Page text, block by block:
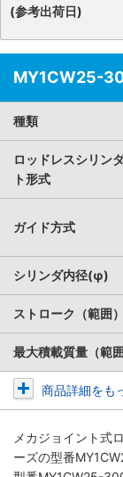
(参考出荷日)
MY1CW25-
種類
ロッドレスシリン
ト形式
ガイド方式
シリンダ内径(φ)
ストローク（範囲
最大積載質量（範
商品詳細をも
メカジョイント式
ーズの型番